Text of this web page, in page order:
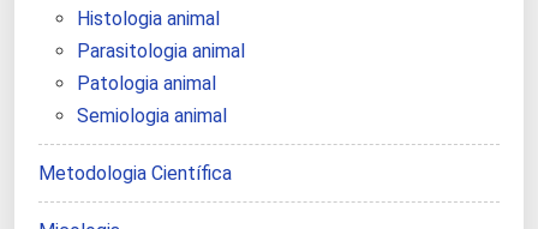
Histologia animal
Parasitologia animal
Patologia animal
Semiologia animal
Metodologia Científica